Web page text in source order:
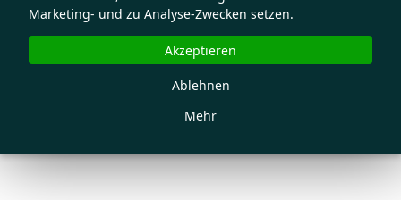
Marketing- und zu Analyse-Zwecken setzen.
Mehr
Ablehnen
Akzeptieren